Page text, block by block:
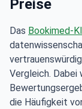
Preise
Das Bookimed-
Vergleich.
die Häufigkeit